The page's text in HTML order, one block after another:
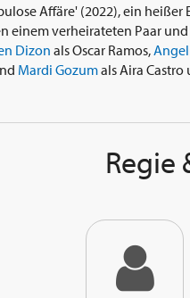
Affäre' (2022), ein
einem verheirateten Paar
Dizon als Oscar Ramos,
Mardi Gozumals Aira
Regie